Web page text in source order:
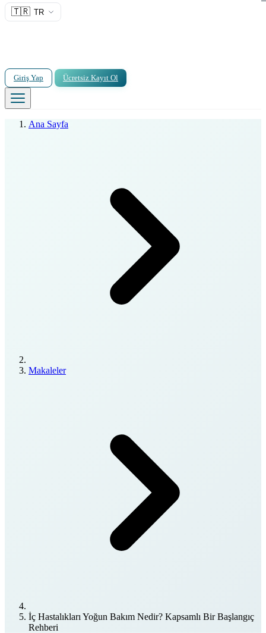
🇹🇷 TR
Giriş Yap Ücretsiz Kayıt Ol
Ana Sayfa
Makaleler
İç Hastalıkları Yoğun Bakım Nedir? Kapsamlı Bir Başlangıç
Rehberi